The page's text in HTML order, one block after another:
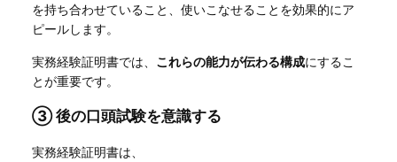
を持ち合わせていること、使いこなせることを効果的にア
ピールします。
実務経験証明書では、 これらの能力が伝わる構成にするこ
とが重要です。
③ 後の口頭試験を意識する
実務経験証明書は、